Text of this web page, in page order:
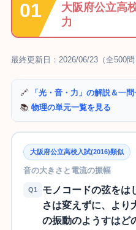
大阪府公立高
力
最終更新日：2026/06/23（全500問
🔗
「光・音・力」の解説＆一問
📚 物理の単元一覧を見る
大阪府公立高校入試(2016)類似
音の大きさと電流の振幅
Q1
モノコードの弦をは
さは変えずに、より
の振動のようすはど